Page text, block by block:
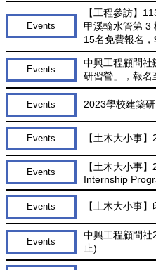
Events
【工程參訪】
甲溪輸水管第 3
15名免費報名
Events
中興工程顧問社
研習營」，報名
Events 2023學校建築
Events 【土木大小事
Events
【土木大小事
Internship
Events 【土木大小事
Events
中興工程顧問
止)